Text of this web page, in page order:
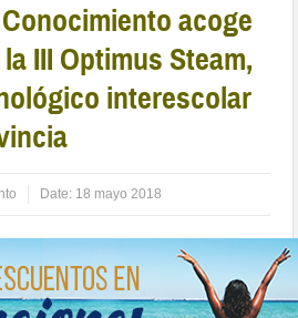
acoge
III Optimus Steam,
interescolar
Date: 18 mayo 2018